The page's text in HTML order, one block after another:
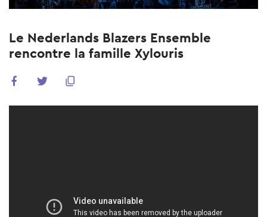
Le Nederlands Blazers Ensemble
rencontre la famille Xylouris